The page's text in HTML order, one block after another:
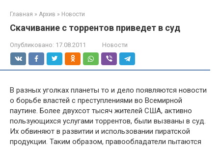
Главная » Архив » Новости
Скачивание с торрентов приведет в суд
Опубликовано: 17.08.2011 Новости
В разных уголках планеты то и дело появляются новости
о борьбе властей с преступлениями во Всемирной
паутине. Более двухсот тысяч жителей США, активно
пользующихся услугами торрентов, были вызваны в суд.
Их обвиняют в развитии и использовании пиратской
продукции. Таким образом, правообладатели пытаются